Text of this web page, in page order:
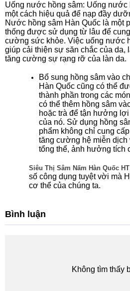
Uống nước hồng sâm: Uống
một cách hiệu quả để nạp đầy
Nước hồng sâm Hàn Quốc là một
thống được sử dụng từ lâu để
cường sức khỏe. Việc uống nước
giúp cải thiện sự săn chắc của da,
tăng cường sự rạng rỡ của làn da.
Bổ sung hồng sâm vào
Hàn Quốc cũng có thể
thành phần trong các
có thể thêm hồng sâm
hoặc trà để tận hưởng
của nó. Sử dụng hồng
phẩm không chỉ cung
tăng cường hệ miễn
tổng thể, ảnh hưởng tích
Siêu Thị Sâm Nấm Hàn Quốc HT
số công dụng tuyệt vời mà
cơ thể của chúng ta.
Bình luận
Không tìm thấy